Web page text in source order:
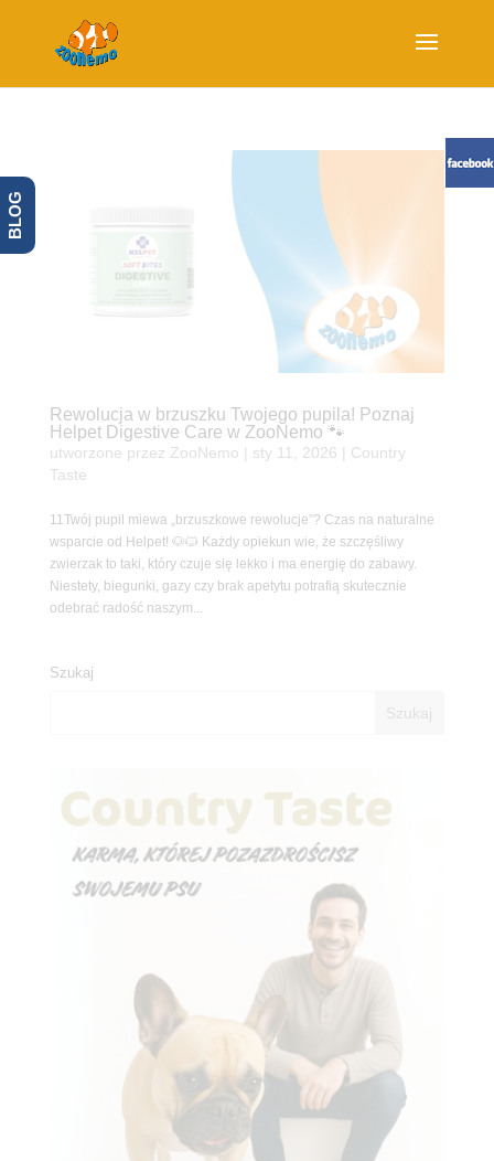
Rewolucja w brzuszku Twojego pupila! Poznaj
Helpet Digestive Care w ZooNemo 🐾
utworzone przez ZooNemo sty 11, 2026
Country
Taste
11Twój pupil miewa „brzuszkowe rewolucje”? Czas na naturalne
wsparcie od Helpet! 🐶🐱 Każdy opiekun wie, że szczęśliwy
zwierzak to taki, który czuje się lekko i ma energię do zabawy.
Niestety, biegunki, gazy czy brak apetytu potrafią skutecznie
odebrać radość naszym...
Szukaj
BLOG